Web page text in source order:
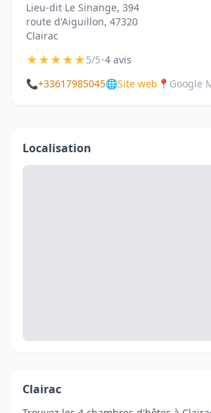
Lieu-dit Le Sinange, 394
route d'Aiguillon, 47320
Clairac
★★★★★5/5•4 avis
📞+33617985045🌐Site web 📍 Google
Localisation
Clairac